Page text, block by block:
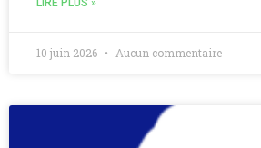
10 juin 2026 Aucun commentaire